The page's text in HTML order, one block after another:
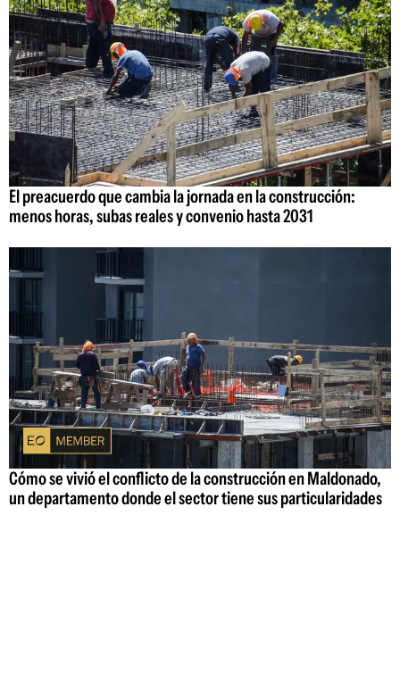
El preacuerdo que cambia la jornada en la construcción:
menos horas, subas reales y convenio hasta 2031
Cómo se vivió el conflicto de la construcción en Maldonado,
un departamento donde el sector tiene sus particularidades